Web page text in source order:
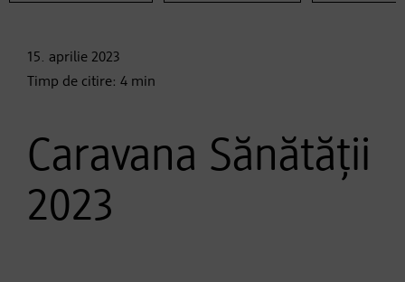
15. aprilie 2023
Timp de citire: 4 min
Caravana Sănătății
2023